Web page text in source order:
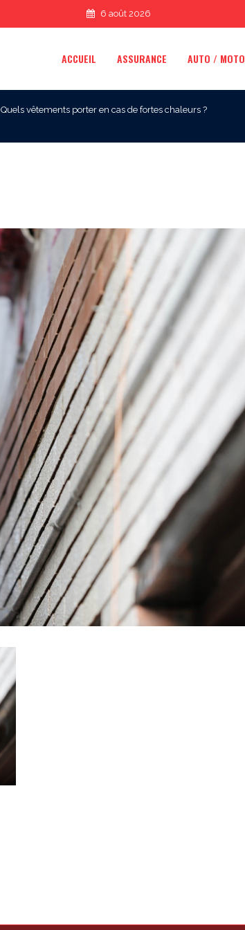
6 août 2026
ACCUEIL ASSURANCE AUTO / MOTO
Quels vêtements porter en cas de fortes chaleurs ?